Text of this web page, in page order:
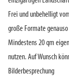
Frei und unbehelligt
große Formate
Mindestens 20 qm
nutzen. Auf Wunsch
Bilderbesprechung